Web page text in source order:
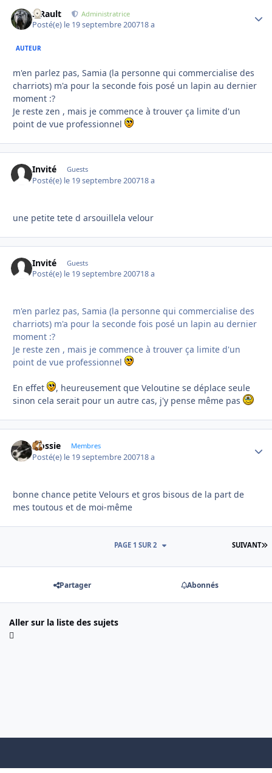
S.Rault Administratrice
Posté(e) le 19 septembre 200718 a
AUTEUR
m'en parlez pas, Samia (la personne qui commercialise des
charriots) m'a pour la seconde fois posé un lapin au dernier
moment :?
Je reste zen , mais je commence à trouver ça limite d'un
point de vue professionnel
Invité Guests
Posté(e) le 19 septembre 200718 a
une petite tete d arsouillela velour
Invité Guests
Posté(e) le 19 septembre 200718 a
m'en parlez pas, Samia (la personne qui commercialise des
charriots) m'a pour la seconde fois posé un lapin au dernier
moment :?
Je reste zen , mais je commence à trouver ça limite d'un
point de vue professionnel
En effet
, heureusement que Veloutine se déplace seule
sinon cela serait pour un autre cas, j'y pense même pas
Flossie Membres
Posté(e) le 19 septembre 200718 a
bonne chance petite Velours et gros bisous de la part de
mes toutous et de moi-même
SUIVANT
PAGE 1 SUR 2
Partager Abonnés
Aller sur la liste des sujets